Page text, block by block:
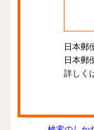
日本郵
日本郵
詳しく